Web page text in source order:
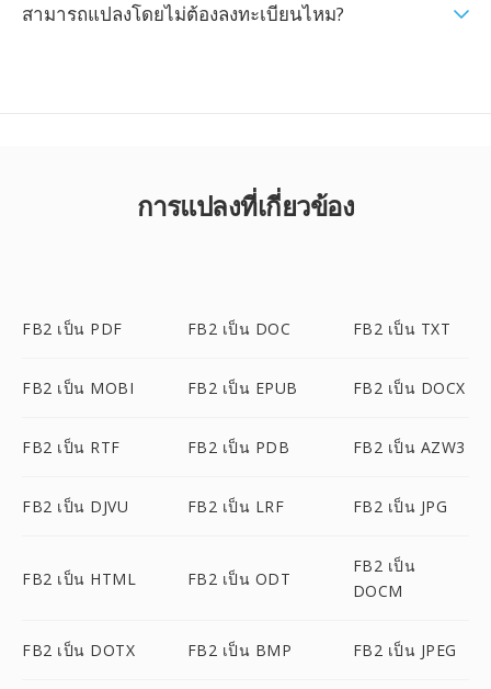
สามารถแปลงโดยไม่ต้องลงทะเบียนไหม?
การแปลงที่เกี่ยวข้อง
FB2 เป็น PDF FB2 เป็น DOC FB2 เป็น TXT
FB2 เป็น MOBI FB2 เป็น EPUB FB2 เป็น DOCX
FB2 เป็น RTF FB2 เป็น PDB FB2 เป็น AZW3
FB2 เป็น DJVU FB2 เป็น LRF FB2 เป็น JPG
FB2 เป็น HTML FB2 เป็น ODT
FB2 เป็น
DOCM
FB2 เป็น DOTX FB2 เป็น BMP FB2 เป็น JPEG